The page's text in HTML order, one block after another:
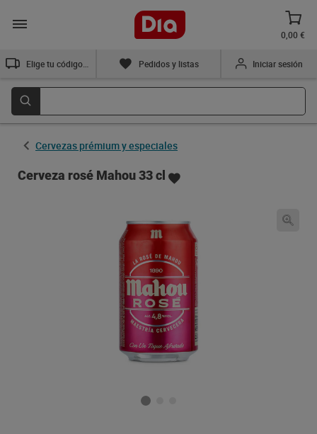
0,00 €
Pedidos y listas Iniciar sesión
Cervezas prémium y especiales
Cerveza rosé Mahou 33 cl